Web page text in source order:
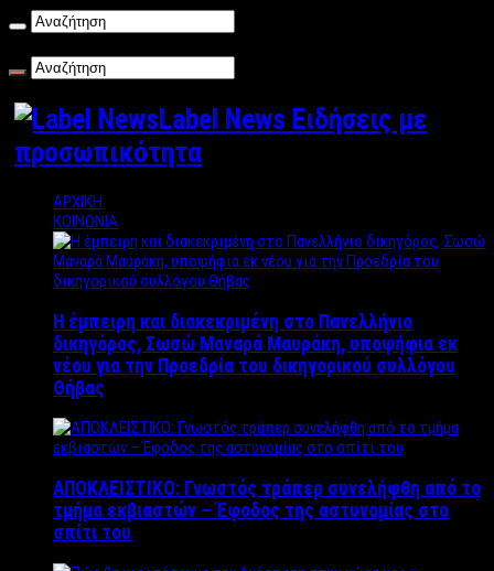
Label News Ειδήσεις με
προσωπικότητα
ΑΡΧΙΚΗ
ΚΟΙΝΩΝΙΑ
Η έμπειρη και διακεκριμένη στο Πανελλήνιο
δικηγόρος, Σωσώ Μαναρά Μαυράκη, υποψήφια εκ
νέου για την Προεδρία του δικηγορικού συλλόγου
Θήβας
ΑΠΟΚΛΕΙΣΤΙΚΟ: Γνωστός τράπερ συνελήφθη από το
τμήμα εκβιαστών – Έφοδος της αστυνομίας στο
σπίτι του